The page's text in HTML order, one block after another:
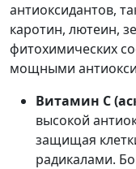
антиоксидантов,
каротин, лютеин,
фитохимических
мощными
Витамин С
высокой
защищая
радикалами.